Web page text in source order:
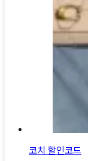
코치 할인코드